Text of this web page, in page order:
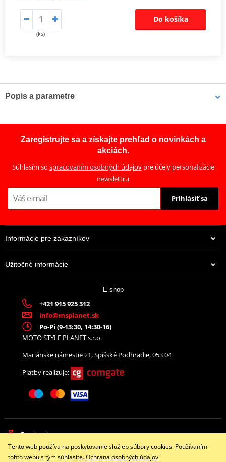
(ks)
Do košíka
Popis a parametre
Kompletní sada standardních třecích i ocelových unášecích lamel
pro offroad (motocross, enduro a ATV), včetně zesílených
Zaregistrujte sa a získajte prehľad o novinkách a
akciách.
Súhlasím so spracovaním osobných údajovpre účely personalizácie
newslettru
Prihlásiť sa
Informácie pre zákazníkov
Užitočné informácie
E-shop
+421 915 925 312
info@msplanet.sk
Po-Pi (9-13:30, 14:30-16)
MOTO STYLE PLANET s.r.o.
Mariánske námestie 21, Spišské Podhradie, 053 04
Platby realizuje:
Facebook
Copyright © 2026 www.namotorku.sk
Tento web používa na poskytovanie služieb súbory cookies. Používaním
tohto webu s tým súhlasíte.Ochrana osobných údajov